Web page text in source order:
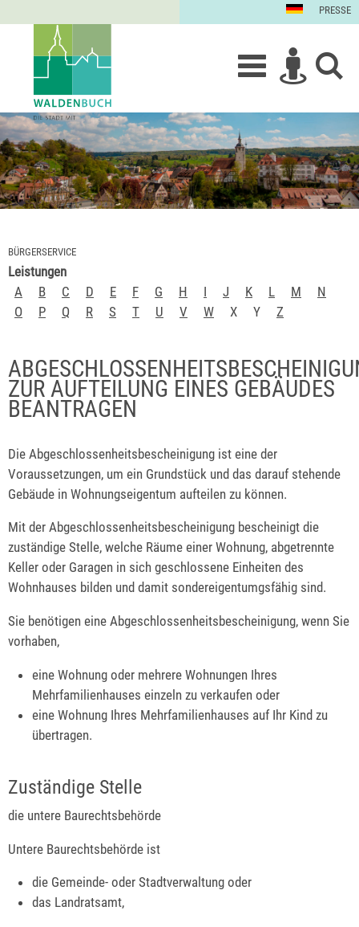
PRESSE
BÜRGERSERVICE
Leistungen
A
B C D E F G H I J K L M
N
O
P Q R S T U V W X Y Z
ZUR AUFTEILUNG EINES GEBÄUDES
BEANTRAGEN
Die Abgeschlossenheitsbescheinigung ist eine der
Voraussetzungen, um ein Grundstück und das darauf stehende
Gebäude in Wohnungseigentum aufteilen zu können.
Mit der Abgeschlossenheitsbescheinigung bescheinigt die
zuständige Stelle, welche Räume einer Wohnung, abgetrennte
Keller oder Garagen in sich geschlossene Einheiten des
Wohnhauses bilden und damit sondereigentumgsfähig sind.
Sie benötigen eine Abgeschlossenheitsbescheinigung, wenn Sie
vorhaben,
eine Wohnung oder mehrere Wohnungen Ihres
Mehrfamilienhauses einzeln zu verkaufen oder
eine Wohnung Ihres Mehrfamilienhauses auf Ihr Kind zu
übertragen.
Zuständige Stelle
die untere Baurechtsbehörde
Untere Baurechtsbehörde ist
die Gemeinde- oder Stadtverwaltung oder
das Landratsamt,